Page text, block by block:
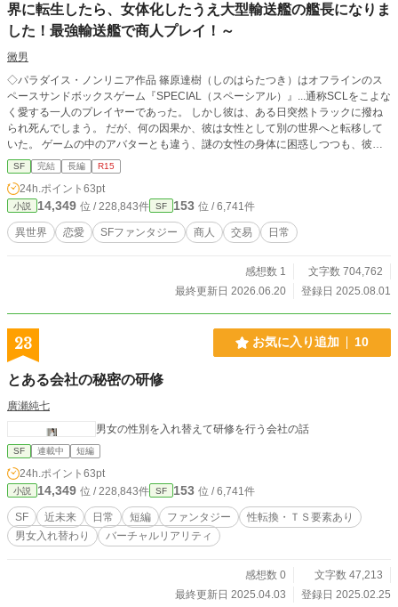
界に転生したら、女体化したうえ大型輸送艦の艦長になりま
した！最強輸送艦で商人プレイ！～
黴男
◇パラダイス・ノンリニア作品 篠原達樹（しのはらたつき）はオフラインのス
ペースサンドボックスゲーム『SPECIAL（スペーシアル）』...通称SCLをこよな
く愛する一人のプレイヤーであった。 しかし彼は、ある日突然トラックに撥ね
られ死んでしまう。 だが、何の因果か、彼は女性として別の世界へと転移して
いた。 ゲームの中のアバターとも違う、謎の女性の身体に困惑しつつも、彼女
は自分と共に未知の宇宙に現れた存在である輸送艦、オリオンを駆り旅を始め
る。 彼女は自らを「リリー・シノ」と名乗り、元のSPECIALで愛していた商人
プレイを生業とする。 しかしながら、この世界は残酷かつ、弱者に厳しいもの
であり―――― 平和な世界で平和に生きてきた彼女にとって、それはとても辛
く苦しいものである。 彼女は果たしてそれに向き合えるのか？ これは、後の世
を纏め上げる大組織の長となる彼女の小さな物語である。
SF 完結 長編 R15
24h.ポイント 63pt
小説 14,349 位 / 228,843件 SF 153 位 / 6,741件
異世界 恋愛 SFファンタジー 商人 交易 日常
感想数 1
文字数 704,762
最終更新日 2026.06.20
登録日 2025.08.01
23 お気に入り追加 10
とある会社の秘密の研修
廣瀬純七
男女の性別を入れ替えて研修を行う会社の話
SF 連載中 短編
24h.ポイント 63pt
小説 14,349 位 / 228,843件 SF 153 位 / 6,741件
SF 近未来 日常 短編 ファンタジー
性転換・ＴＳ要素あり
男女入れ替わり
バーチャルリアリティ
感想数 0
文字数 47,213
最終更新日 2025.04.03
登録日 2025.02.25